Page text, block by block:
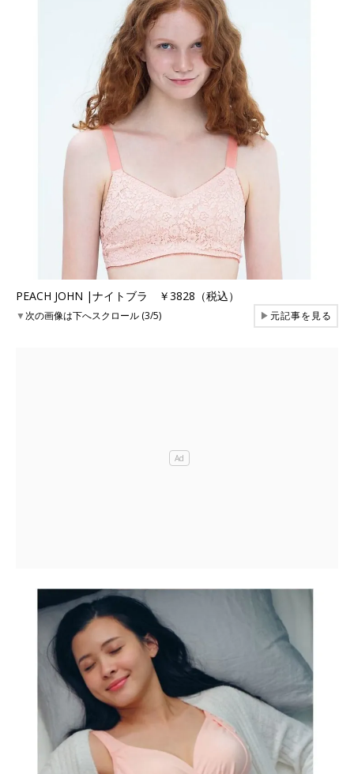
PEACH JOHN |ナイトブラ ￥3828（税込）
▼次の画像は下へスクロール (3/5) ▶元記事を見る